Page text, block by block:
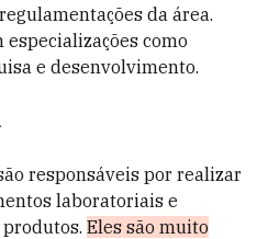
da área.
especializações como
e desenvolvimento.
responsáveis por realizar
laboratoriais e
Eles são muito